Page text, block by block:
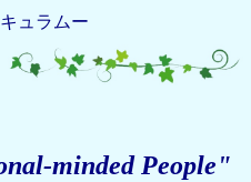
ュラムー
minded People"